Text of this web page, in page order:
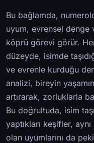
Bu bağlamda,
uyum, evrensel denge
köprü görevi görür.
düzeyde, isimde
ve evrenle kurduğu
analizi, bireyin
artırarak, zorluklarla
Bu doğrultuda, isim
yaptıkları keşifler,
olan uyumlarını da